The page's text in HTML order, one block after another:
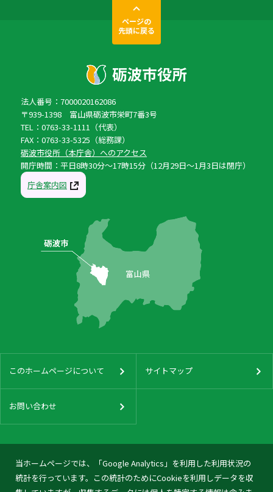
当ホームページでは、「Google Analytics」を利用した利用状況の
統計を行っています。この統計のためにCookieを利用しデータを収
ページの
先頭に戻る
法人番号：7000020162086
〒939-1398 富山県砺波市栄町7番3号
TEL：0763-33-1111（代表）
FAX：0763-33-5325（総務課）
砺波市役所（本庁舎）へのアクセス
開庁時間：平日8時30分〜17時15分（12月29日〜1月3日は閉庁）
庁舎案内図
このホームページについて サイトマップ
お問い合わせ